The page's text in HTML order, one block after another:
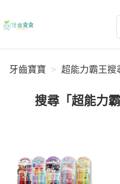
牙齒寶寶
牙齒寶寶 超能力霸王搜
搜尋「超能力